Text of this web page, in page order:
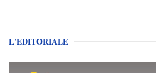
L'EDITORIALE